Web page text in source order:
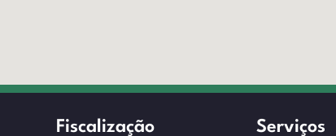
Fiscalização Serviços